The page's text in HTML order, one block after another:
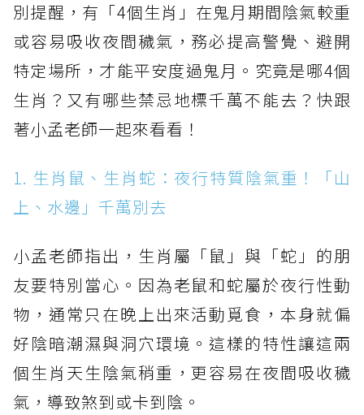
別提醒，有「4個生肖」在鬼月期間陰氣較重
或容易吸收夜間穢氣，務必提高警覺、避開
特定場所，才能平安度過鬼月。究竟是哪4個
生肖？又有哪些禁忌地標千萬不能去？快跟
著小孟老師一起來看看！
1. 生肖鼠、生肖蛇：夜行特質陰氣重！「山
上、水邊」千萬別去
小孟老師指出，生肖屬「鼠」與「蛇」的朋
友要特別當心。因為老鼠和蛇屬於夜行性動
物，通常只在晚上出來活動覓食，本身就偏
好陰暗潮濕與洞穴環境。這樣的特性讓這兩
個生肖天生陰氣稍重，更容易在夜間吸收穢
氣，導致煞到或卡到陰。